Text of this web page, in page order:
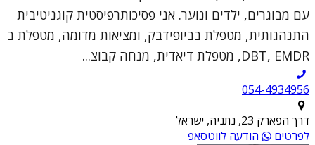
עם מבוגרים, ילדים ונוער. אני פסיכותרפיסטית קוגניטיבית
התנהגותית, מטפלת בביופידבק, ומציאות מדומה, מטפלת ב
DBT, EMDR, מטפלת דיאדית, מנחה קבוצ...
054-4934956
דרך הפארק 23, נתניה, ישראל
לפרטים
הודעה לווטסאפ